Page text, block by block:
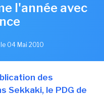
l'année avec
04 Mai 2010
des
Sekkaki, le PDG de